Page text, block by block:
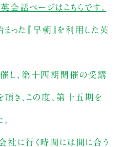
会話ページはこちらです。
った『早朝』を利用した英
し、第十四期開催の受講
き、この度、第十五期を
社に行く時間には間に合う